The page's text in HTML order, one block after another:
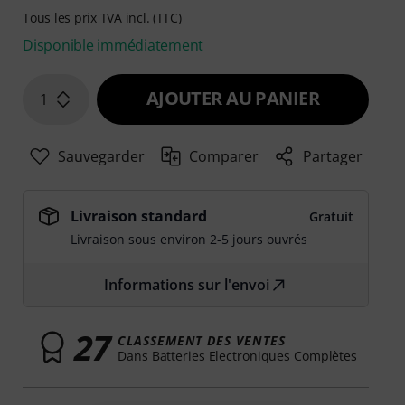
Tous les prix TVA incl. (TTC)
Disponible immédiatement
1 AJOUTER AU PANIER
Sauvegarder Comparer Partager
Livraison standard
Gratuit
Livraison sous environ 2-5 jours ouvrés
Informations sur l'envoi
27 CLASSEMENT DES VENTES
Dans Batteries Electroniques Complètes